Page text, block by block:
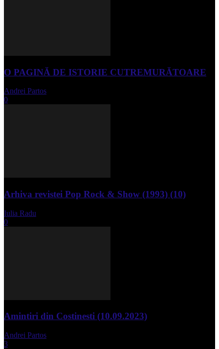
O PAGINĂ DE ISTORIE CUTREMURĂTOARE
Andrei Partos
0
Arhiva revistei Pop Rock & Show (1993) (10)
Iulia Radu
0
Amintiri din Costinesti (10.09.2023)
Andrei Partos
3